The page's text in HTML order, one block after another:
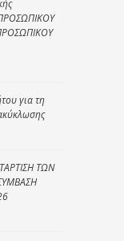
για τη
ΤΩΝ